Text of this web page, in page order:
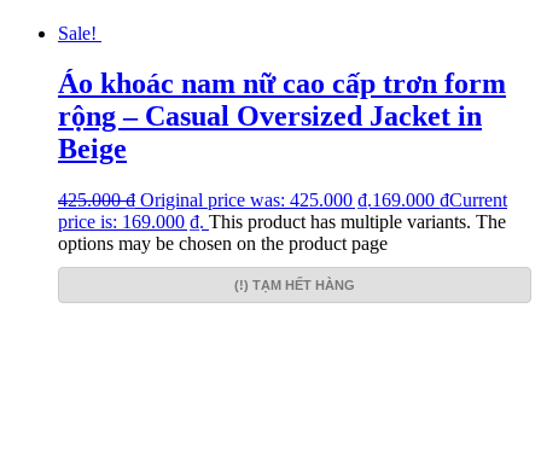
Sale!
Áo khoác nam nữ cao cấp trơn form
rộng – Casual Oversized Jacket in
Beige
425.000₫ Original price was: 425.000 ₫.169.000 ₫Current
price is: 169.000 ₫. This product has multiple variants. The
options may be chosen on the product page
(!) TẠM HẾT HÀNG